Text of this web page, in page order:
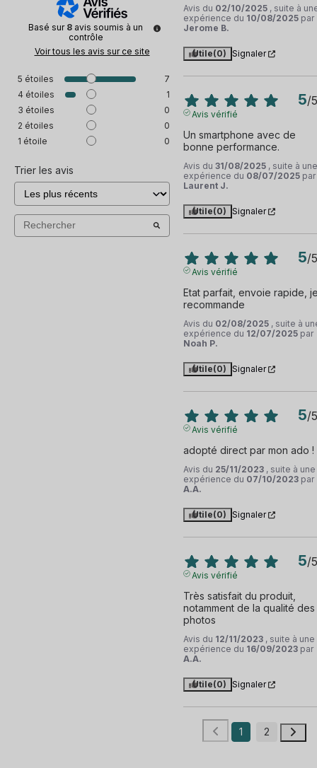
Basé sur 8 avis soumis à un
contrôle
Voir tous les avis sur ce site
5 étoiles
7
4 étoiles
1
3 étoiles
0
2 étoiles
0
1 étoile 0
Trier les avis
Avis du 02/10/2025 , suite à
expérience du 10/08/2025 par
Jerome B.
Utile(0) Signaler
5/5
Avis vérifié
Un smartphone avec de
bonne performance.
Avis du 31/08/2025 , suite à une
expérience du 08/07/2025 par
Laurent J.
Utile(0) Signaler
5/5
Avis vérifié
Etat parfait, envoie rapide,
recommande
Avis du 02/08/2025 , suite à
expérience du 12/07/2025 par
Noah P.
Utile(0) Signaler
5/5
Avis vérifié
adopté direct par mon ado !
Avis du 25/11/2023 , suite à une
expérience du 07/10/2023 par
A.A.
Utile(0) Signaler
5/5
Avis vérifié
Très satisfait du produit,
notamment de la qualité des
photos
Avis du 12/11/2023 , suite à une
expérience du 16/09/2023 par
A.A.
Utile(0) Signaler
1 2